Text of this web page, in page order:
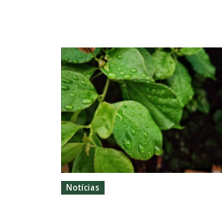
Notícias